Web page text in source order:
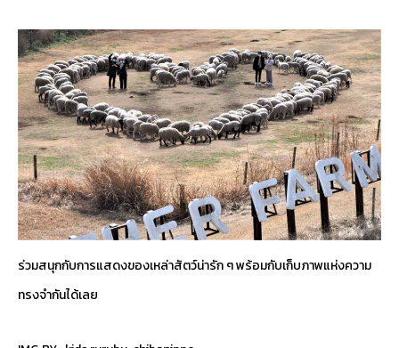
ร่วมสนุกกับการแสดงของเหล่าสัตว์น่ารัก ๆ พร้อมกับเก็บภาพแห่งความ
ทรงจำกันได้เลย